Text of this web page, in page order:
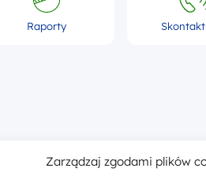
Zarządzaj zgodami plików
Raporty